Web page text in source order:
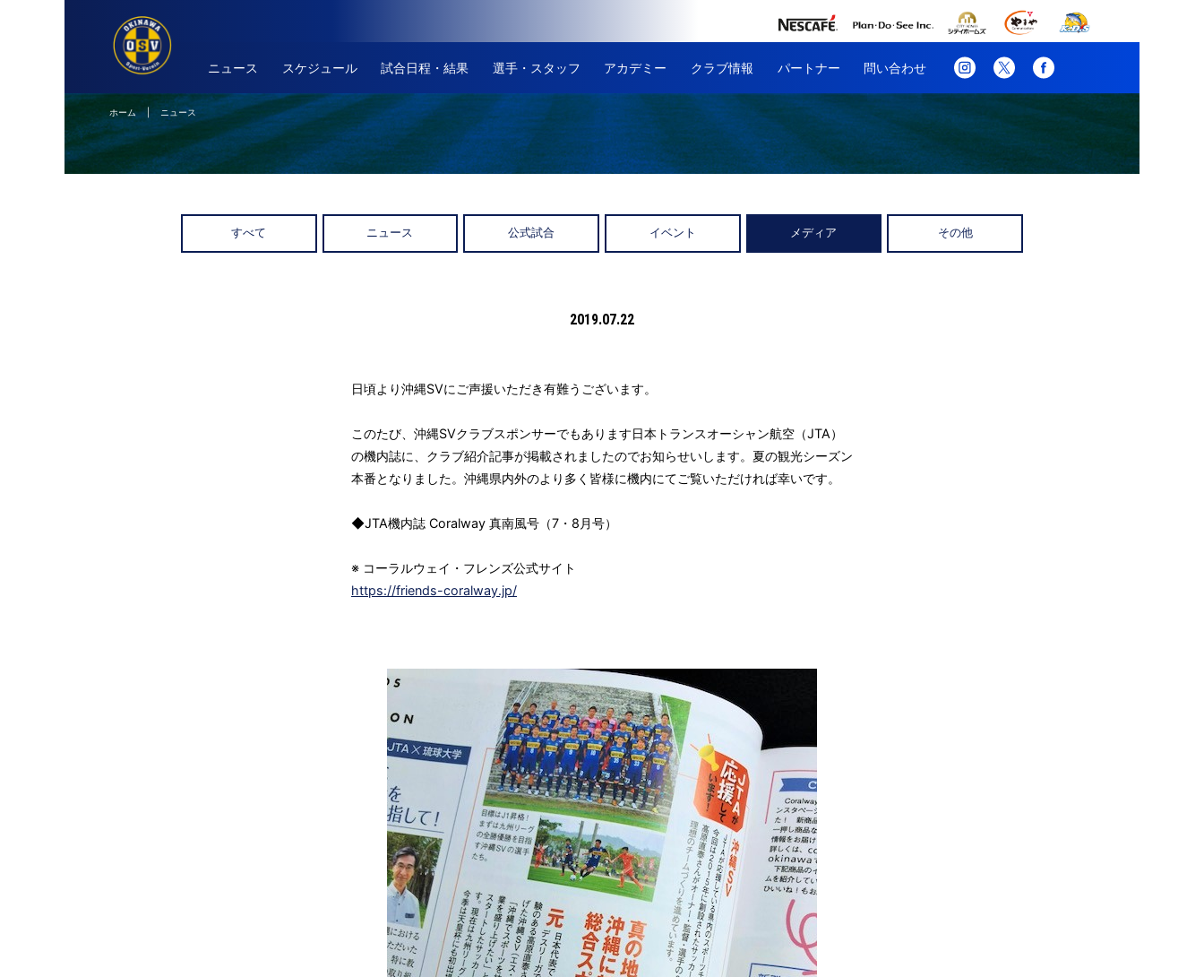
ニュース スケジュール 試合日程・結果 選手・スタッフ アカデミー クラブ情報 パートナー 問い合わせ
ホーム| ニュース
すべて ニュース 公式試合 イベント メディア その他
2019.07.22
日頃より沖縄SVにご声援いただき有難うございます。
このたび、沖縄SVクラブスポンサーでもあります日本トランスオーシャン航空（JTA）
の機内誌に、クラブ紹介記事が掲載されましたのでお知らせいします。夏の観光シーズン
本番となりました。沖縄県内外のより多く皆様に機内にてご覧いただければ幸いです。
◆JTA機内誌 Coralway 真南風号（7・8月号）
※ コーラルウェイ・フレンズ公式サイト
https://friends-coralway.jp/